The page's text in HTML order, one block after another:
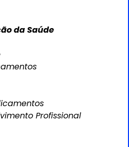
da Saúde
Profissional